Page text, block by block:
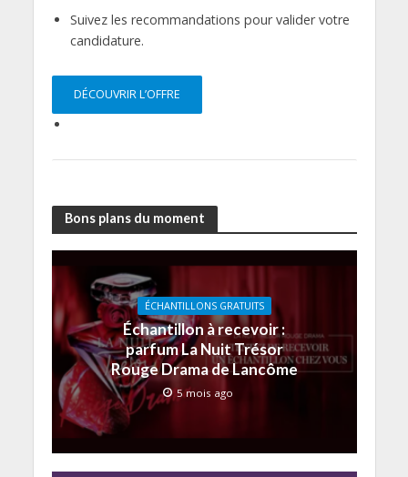
Suivez les recommandations pour valider votre
candidature.
DÉCOUVRIR L’OFFRE
Bons plans du moment
ÉCHANTILLONS GRATUITS
Échantillon à recevoir :
parfum La Nuit Trésor
Rouge Drama de Lancôme
5 mois ago